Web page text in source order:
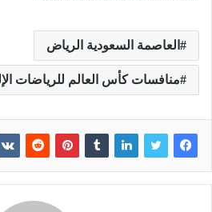
العاصمة السعودية الرياض
منافسات كأس العالم للرياضات